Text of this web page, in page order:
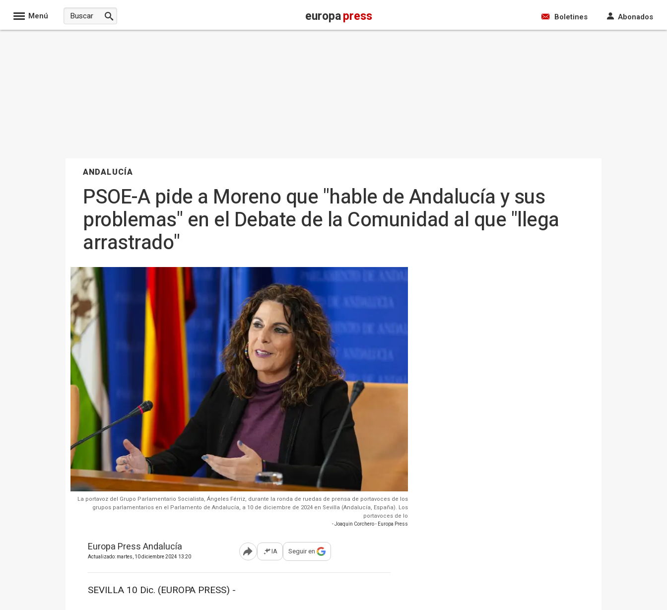
Menú europapress Boletines Abonados
ANDALUCÍA
PSOE-A pide a Moreno que "hable de Andalucía y sus
problemas" en el Debate de la Comunidad al que "llega
arrastrado"
La portavoz del Grupo Parlamentario Socialista, Ángeles Férriz, durante la ronda de ruedas de prensa de portavoces de los
grupos parlamentarios en el Parlamento de Andalucía, a 10 de diciembre de 2024 en Sevilla (Andalucía, España). Los
portavoces de lo
- Joaquin Corchero - Europa Press
Europa Press Andalucía
Actualizado: martes, 10 diciembre 2024 13:20 Abrir opciones para compartir
IA Seguir en
SEVILLA 10 Dic. (EUROPA PRESS) -